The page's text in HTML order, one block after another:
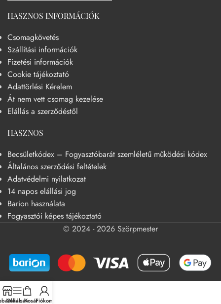
HASZNOS INFORMÁCIÓK
Csomagkövetés
Szállítási információk
Fizetési információk
Cookie tájékoztató
Adattörlési Kérelem
Át nem vett csomag kezelése
Elállás a szerződéstől
HASZNOS
Becsületkódex – Fogyasztóbarát szemléletű működési kódex
Általános szerződési feltételek
Adatvédelmi nyilatkozat
14 napos elállási jog
Barion használata
Fogyasztói képes tájékoztató
© 2024 - 2026 Szörpmester
OldalsávKosárFiókom